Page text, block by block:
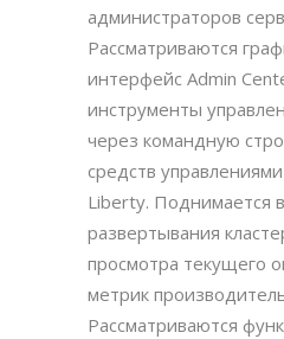
администраторов
Рассматриваются
интерфейс Admin
инструменты
через командную
средств
Liberty. Поднимается
развертывания
просмотра текущего
метрик
Рассматриваются